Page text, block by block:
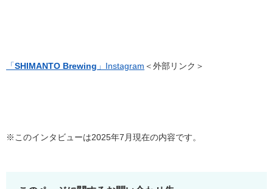
「SHIMANTO Brewing 」Instagram ＜外部リンク＞
※このインタビューは2025年7月現在の内容です。